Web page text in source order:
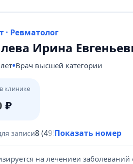
· Ревматолог
Ирина
Врач высшей категории
клинике
₽
записи8 (495) 431-69-47
Показать номер
на лечениеи